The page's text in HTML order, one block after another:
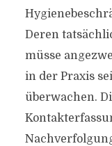
Deren
müsse
in der Praxis
überwachen.